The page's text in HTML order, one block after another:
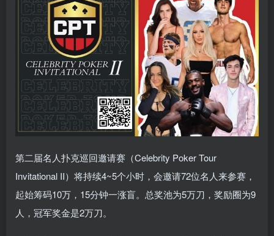
第二届名人扑克巡回邀请赛（Celebrity Poker Tour
Invitational II）将持续4~5个小时，会邀请72位名人来参赛，
起始筹码10万，15分钟一涨盲。总奖池为5万刀，奖励圈为9
人，冠军奖金是2万刀。